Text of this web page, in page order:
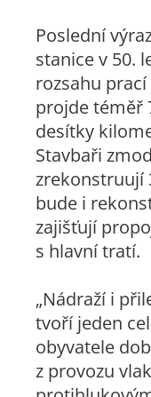
Poslední
stanice v 50.
rozsahu
projde téměř
desítky
Stavbaři
zrekonstruují
bude i
zajišťují
s hlavní tratí.
„Nádraží i
tvoří jeden
obyvatele
z provozu